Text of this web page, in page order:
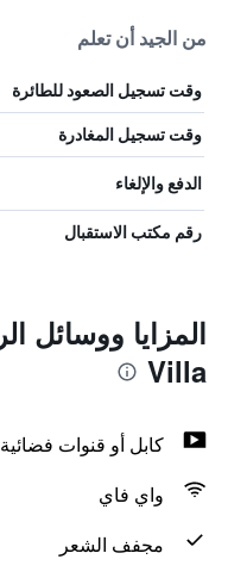
من الجيد أن تعلم
وقت تسجيل الصعود للطائرة
وقت تسجيل المغادرة
الدفع والإلغاء
رقم مكتب الاستقبال
Villa
كابل أو قنوات فضائية
واي فاي
مجفف الشعر